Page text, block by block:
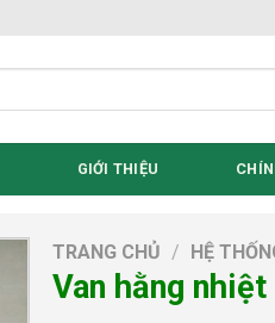
GIỚI THIỆU
TRANG CHỦ / HỆ
Van hằng